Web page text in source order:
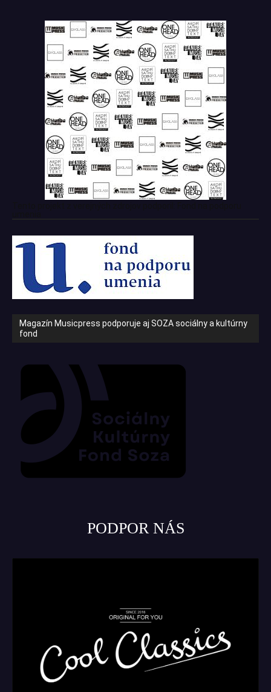
Magazín Musicpress podporuje aj SOZA sociálny a kultúrny
fond
PODPOR NÁS